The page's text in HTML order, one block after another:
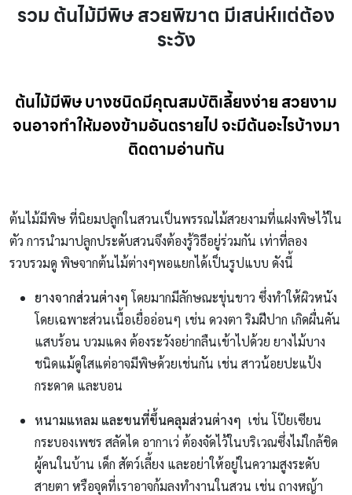
รวม ต้นไม้มีพิษ สวยพิฆาต มีเสน่ห์แต่ต้อง
ระวัง
ต้นไม้มีพิษ บางชนิดมีคุณสมบัติเลี้ยงง่าย สวยงาม
จนอาจทำให้มองข้ามอันตรายไป จะมีต้นอะไรบ้างมา
ติดตามอ่านกัน
ต้นไม้มีพิษ ที่นิยมปลูกในสวนเป็นพรรณไม้สวยงามที่แฝงพิษไว้ใน
ตัว การนำมาปลูกประดับสวนจึงต้องรู้วิธีอยู่ร่วมกัน เท่าที่ลอง
รวบรวมดู พิษจากต้นไม้ต่างๆพอแยกได้เป็นรูปแบบ ดังนี้
ยางจากส่วนต่างๆโดยมากมีลักษณะขุ่นขาว ซึ่งทำให้ผิวหนัง
โดยเฉพาะส่วนเนื้อเยื่ออ่อนๆ เช่น ดวงตา ริมฝีปาก เกิดผื่นคัน
แสบร้อน บวมแดง ต้องระวังอย่ากลืนเข้าไปด้วย ยางไม้บาง
ชนิดแม้ดูใสแต่อาจมีพิษด้วยเช่นกัน เช่น สาวน้อยปะแป้ง
กระดาด และบอน
หนามแหลม และขนที่ขึ้นคลุมส่วนต่างๆ เช่น โป๊ยเซียน
กระบองเพชร สลัดได อากาเว่ ต้องจัดไว้ในบริเวณซึ่งไม่ใกล้ชิด
ผู้คนในบ้าน เด็ก สัตว์เลี้ยง และอย่าให้อยู่ในความสูงระดับ
สายตา หรือจุดที่เราอาจก้มลงทำงานในสวน เช่น ถางหญ้า